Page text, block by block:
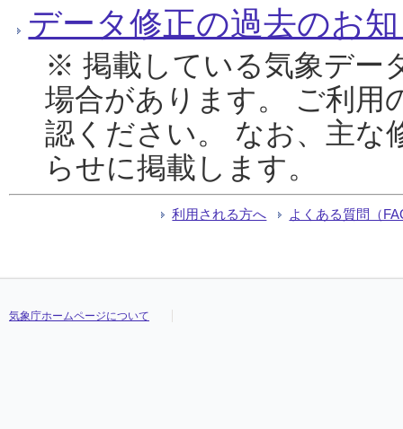
データ修正の過去のお
※ 掲載している気象デー
場合があります。 ご利用
認ください。 なお、主な
らせに掲載します。
利用される方へ よくある質問（
気象庁ホームページについて